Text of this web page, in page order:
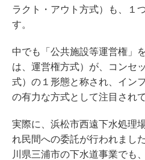
ラクト・アウト方式）も、１
す。
中でも「公共施設等運営権」
は、運営権方式）が、コンセ
式）の１形態と称され、イン
の有力な方式として注目され
実際に、浜松市西遠下水処理
れ民間への委託が行われまし
川県三浦市の下水道事業でも